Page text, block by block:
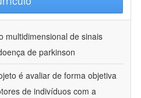
multidimensional de sinais
de parkinson
é avaliar de forma objetiva
de indivíduos com a